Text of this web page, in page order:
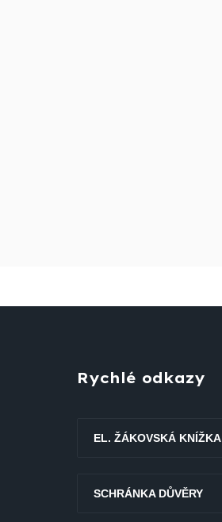
Rychlé odkazy
EL. ŽÁKOVSKÁ KNÍŽKA
SCHRÁNKA DŮVĚRY